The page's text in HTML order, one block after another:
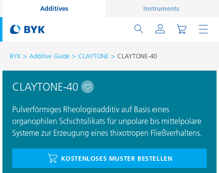
Additives Instruments
BYK Additive Guide CLAYTONE CLAYTONE-40
CLAYTONE-40
Pulverförmiges Rheologieadditiv auf Basis eines
organophilen Schichtsilikats für unpolare bis mittelpolare
Systeme zur Erzeugung eines thixotropen Fließverhaltens.
KOSTENLOSES MUSTER BESTELLEN